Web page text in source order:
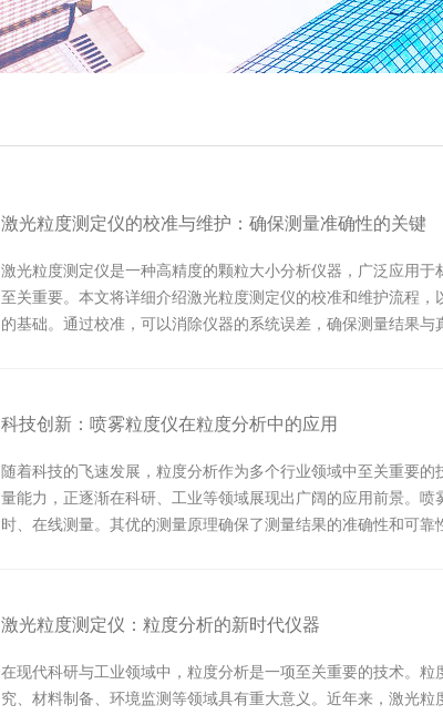
激光粒度测定仪的校准与维护：确保测量准确性的关键
激光粒度测定仪是一种高精度的颗粒大小分析仪器，广泛应用
至关重要。本文将详细介绍激光粒度测定仪的校准和维护流程
的基础。通过校准，可以消除仪器的系统误差，确保测量结果
科技创新：喷雾粒度仪在粒度分析中的应用
随着科技的飞速发展，粒度分析作为多个行业领域中至关重要
量能力，正逐渐在科研、工业等领域展现出广阔的应用前景。
时、在线测量。其优的测量原理确保了测量结果的准确性和可
激光粒度测定仪：粒度分析的新时代仪器
在现代科研与工业领域中，粒度分析是一项至关重要的技术。
究、材料制备、环境监测等领域具有重大意义。近年来，激光